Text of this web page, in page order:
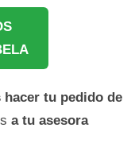
hacer tu pedido de
a tu asesora